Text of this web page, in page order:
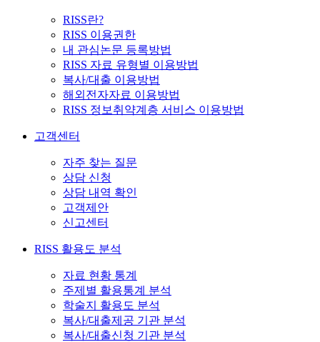
RISS란?
RISS 이용권한
내 관심논문 등록방법
RISS 자료 유형별 이용방법
복사/대출 이용방법
해외전자자료 이용방법
RISS 정보취약계층 서비스 이용방법
고객센터
자주 찾는 질문
상담 신청
상담 내역 확인
고객제안
신고센터
RISS 활용도 분석
자료 현황 통계
주제별 활용통계 분석
학술지 활용도 분석
복사/대출제공 기관 분석
복사/대출신청 기관 분석